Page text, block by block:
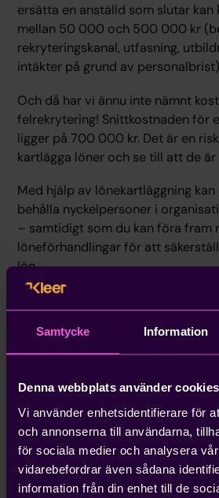
Samtycke Information
Denna webbplats använder cookies
Vi använder enhetsidentifierare för
och annonserna till användarna,
för sociala medier och analysera
vidarebefordrar även sådana
information från din enhet till de
ersätta en anställd som slutar
mellan 50 000 och 500 000 kr
rekryteringskanal, utfasning,
intäkter på grund av
Och då har vi ännu inte nämnt
felrekrytering! Snittkostnaden för
ligger på 700 000 kr. Det är en
kartlägga löner och se till att de är
Med hjälp av lönekartläggning
behålla nyckelpersoner i
– samtidigt som du kan föra fram
löneförhandlingar för att
lön.
Tillväxttips 3 —
Vart tar dina pengar vägen? Ju
uppdaterade siffror du har, desto
agera. Ha koll på detaljerna för att
snabbt identifiera trender med
kassaflödesanalys.
Genom att ta fram en detaljerad
gärna kvartalsvis, kan du hålla koll
faktiskt tar vägen. Investerar vi